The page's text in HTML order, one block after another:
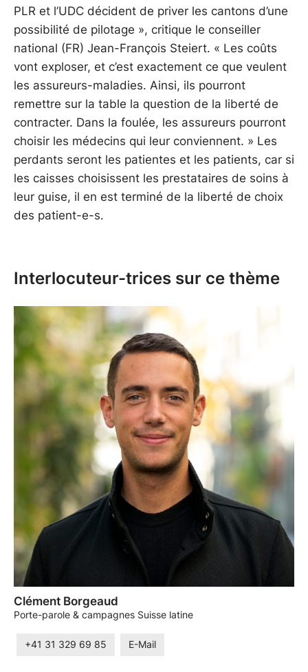
PLR et l’UDC décident de priver les cantons d’une
possibilité de pilotage », critique le conseiller
national (FR) Jean-François Steiert. « Les coûts
vont exploser, et c’est exactement ce que veulent
les assureurs-maladies. Ainsi, ils pourront
remettre sur la table la question de la liberté de
contracter. Dans la foulée, les assureurs pourront
choisir les médecins qui leur conviennent. » Les
perdants seront les patientes et les patients, car si
les caisses choisissent les prestataires de soins à
leur guise, il en est terminé de la liberté de choix
des patient-e-s.
Interlocuteur-trices sur ce thème
Clément Borgeaud
Porte-parole & campagnes Suisse latine
+41 31 329 69 85 E-Mail